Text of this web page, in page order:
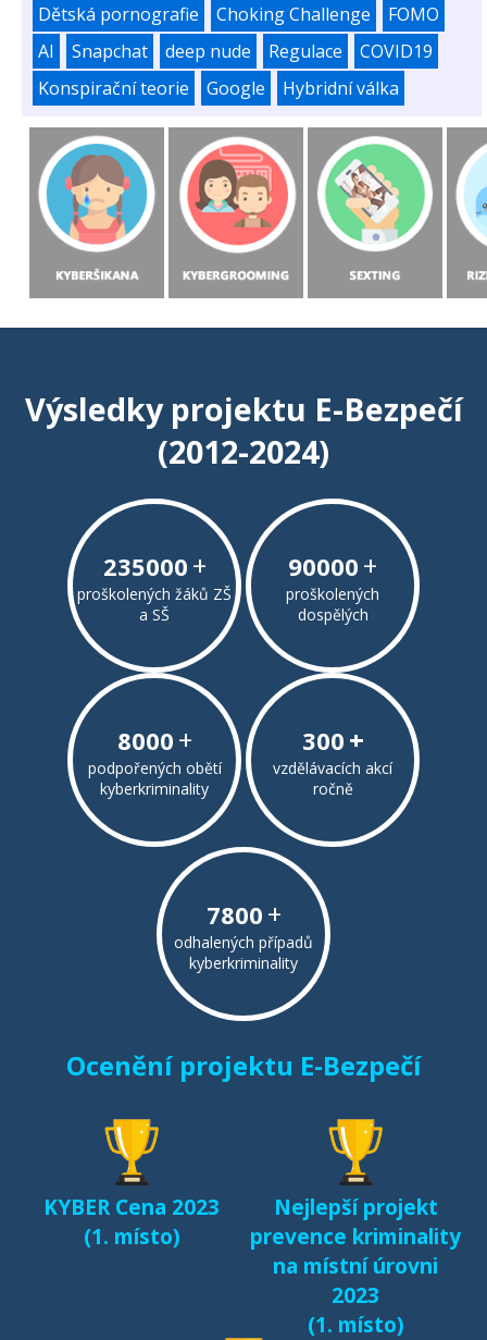
Dětská pornografie
Choking Challenge
FOMO
AI
Snapchat deep nude Regulace
COVID19
Konspirační teorie
Google Hybridní válka
Výsledky projektu E-Bezpečí
(2012-2024)
235000 +
proškolených žáků ZŠ
a SŠ
90000 +
proškolených
dospělých
8000 +
podpořených obětí
kyberkriminality
300 +
vzdělávacích akcí
ročně
7800 +
odhalených případů
kyberkriminality
Ocenění projektu E-Bezpečí
KYBER Cena 2023
(1. místo)
Nejlepší projekt
prevence kriminality
na místní úrovni
2023
(1. místo)